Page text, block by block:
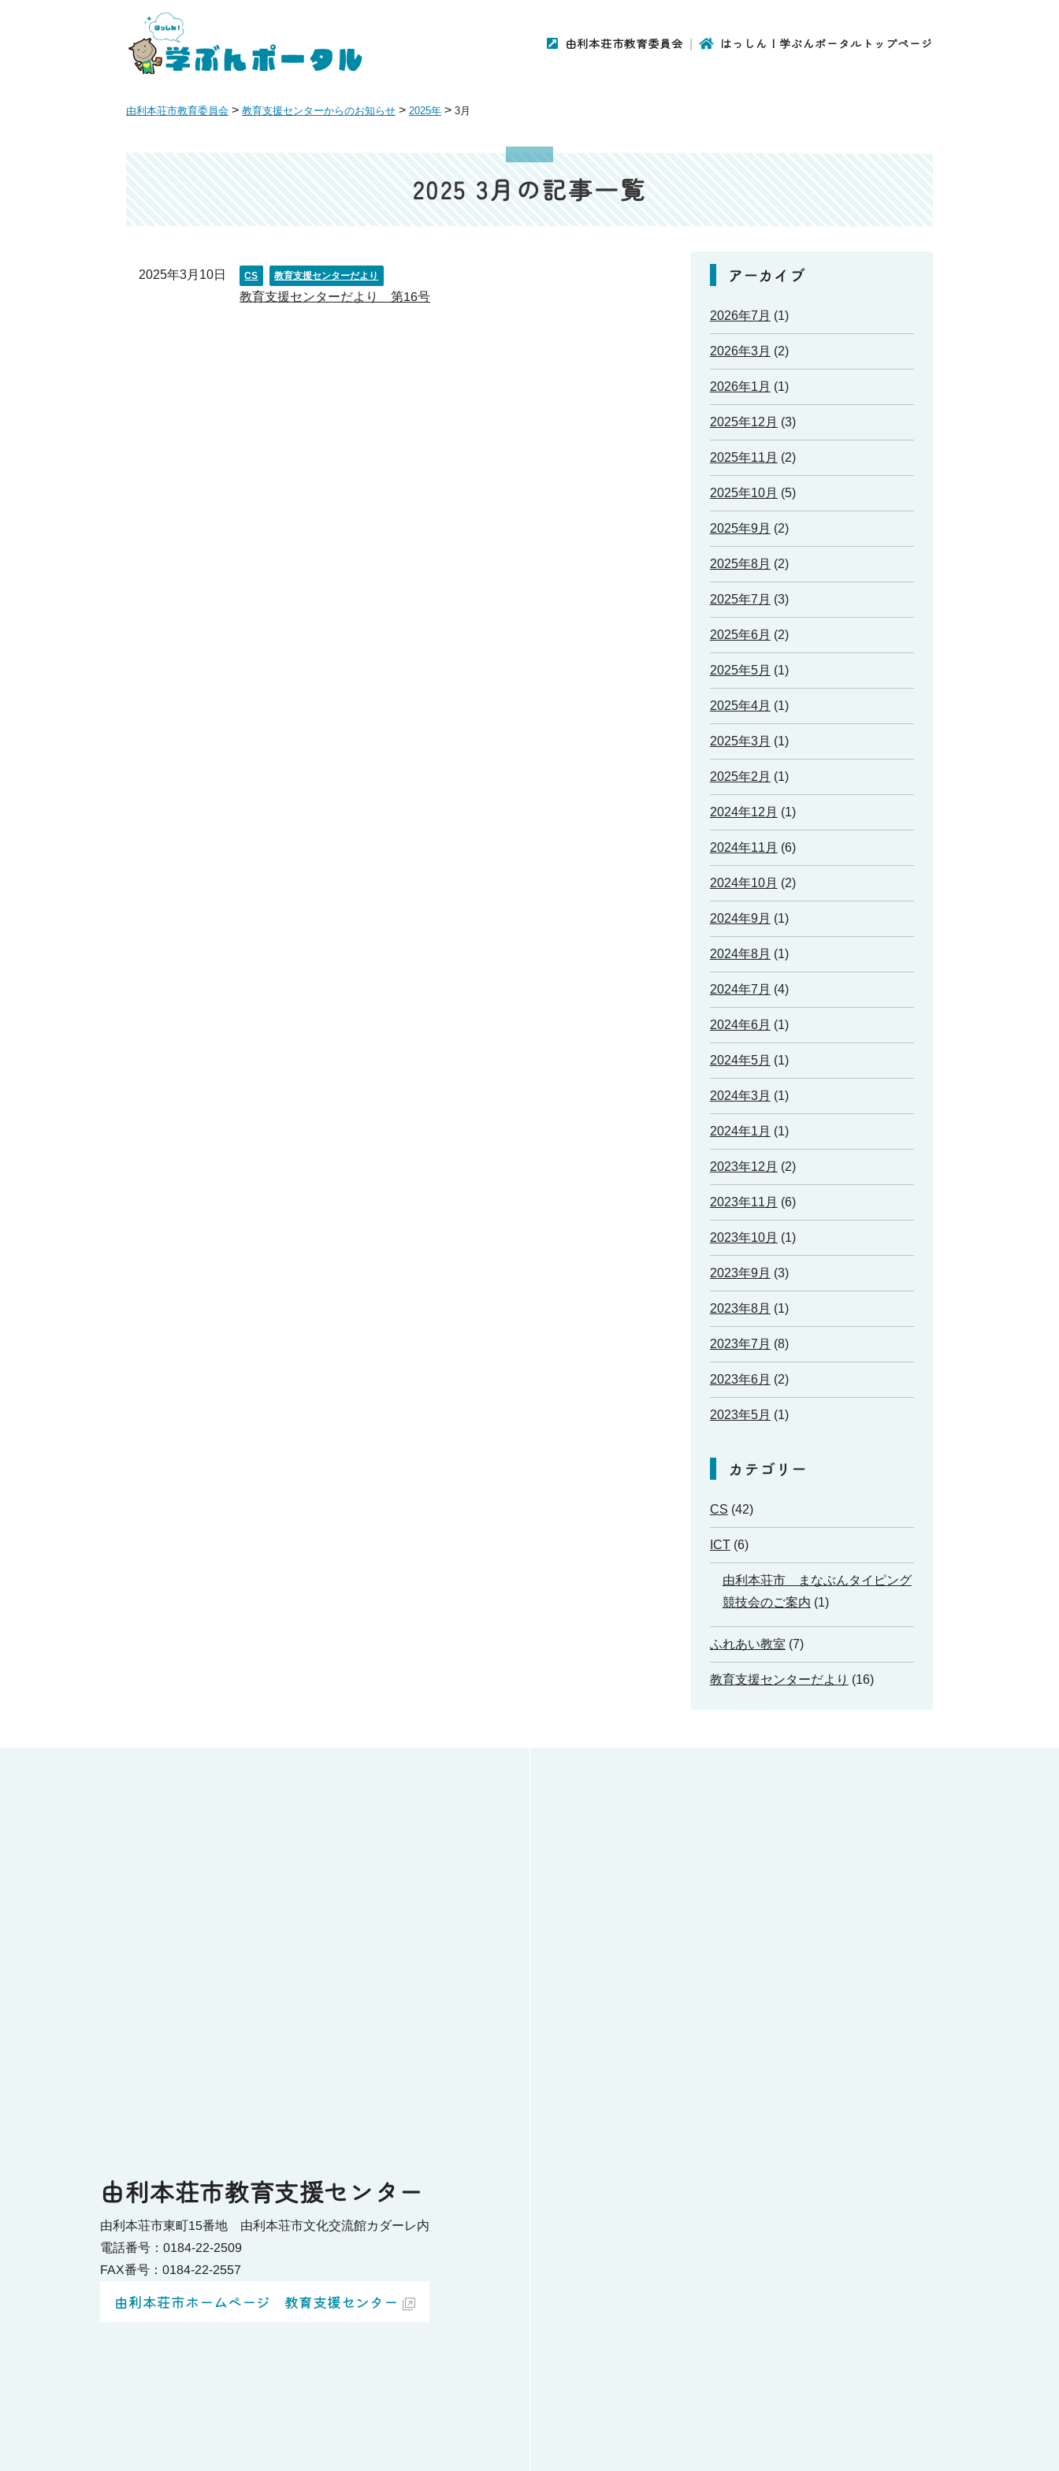
由利本荘市教育委員会 はっしん！学ぶんポータルトップページ
由利本荘市教育委員会 > 教育支援センターからのお知らせ > 2025年 > 3月
2025 3月の記事一覧
2025年3月10日 CS 教育支援センターだより
教育支援センターだより 第16号
アーカイブ
2026年7月 (1)
2026年3月 (2)
2026年1月 (1)
2025年12月 (3)
2025年11月 (2)
2025年10月 (5)
2025年9月 (2)
2025年8月 (2)
2025年7月 (3)
2025年6月 (2)
2025年5月 (1)
2025年4月 (1)
2025年3月 (1)
2025年2月 (1)
2024年12月 (1)
2024年11月 (6)
2024年10月 (2)
2024年9月 (1)
2024年8月 (1)
2024年7月 (4)
2024年6月 (1)
2024年5月 (1)
2024年3月 (1)
2024年1月 (1)
2023年12月 (2)
2023年11月 (6)
2023年10月 (1)
2023年9月 (3)
2023年8月 (1)
2023年7月 (8)
2023年6月 (2)
2023年5月 (1)
カテゴリー
CS (42)
ICT(6)
由利本荘市 まなぶんタイピング
競技会のご案内 (1)
ふれあい教室 (7)
教育支援センターだより (16)
由利本荘市教育支援センター
由利本荘市東町15番地 由利本荘市文化交流館カダーレ内
電話番号：0184-22-2509
FAX番号：0184-22-2557
由利本荘市ホームページ 教育支援センター